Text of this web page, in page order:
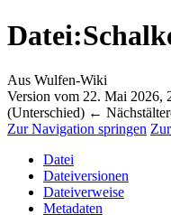
Datei:
Aus Wulfen-Wiki
Version vom 22. Mai 2026,
(Unterschied) ←
Zur Navigation springen
Datei
Dateiversionen
Dateiverweise
Metadaten